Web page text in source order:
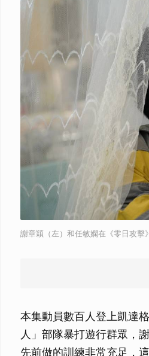
謝章穎（左）和任敏嫻在《零日攻擊
本集動員數百人登上凱達
人」部隊暴打遊行群眾，
先前做的訓練非常充足，